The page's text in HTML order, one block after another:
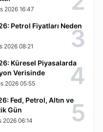
2026 16:47
Petrol Fiyatları Neden
2026 08:21 3
Küresel Piyasalarda
Verisinde
2026 05:55 4
Fed, Petrol, Altın ve
Gün
2026 06:14 5